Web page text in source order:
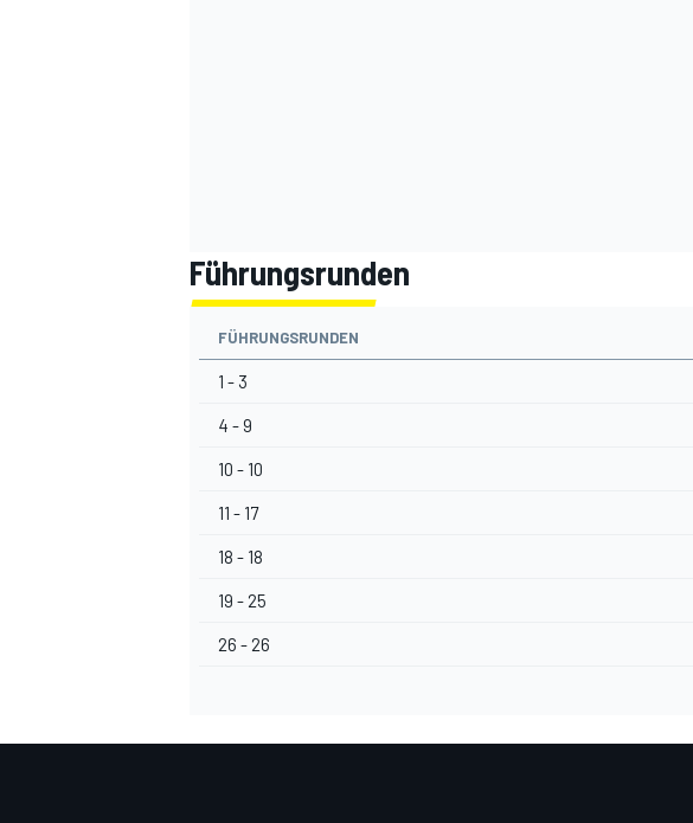
Führungsrunden
FÜHRUNGSRUNDEN
1 - 3
4 - 9
10 - 10
11 - 17
18 - 18
19 - 25
26 - 26